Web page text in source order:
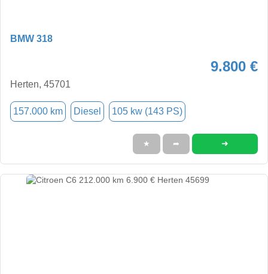
BMW 318
9.800 €
Herten, 45701
157.000 km Diesel 105 kw (143 PS)
★ ➦ ➜